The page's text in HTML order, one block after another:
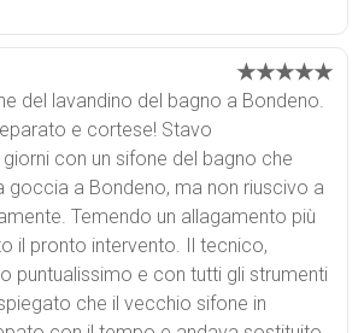
★★★★★
del lavandino del bagno a Bondeno.
e cortese! Stavo
con un sifone del bagno che
goccia a Bondeno, ma non riuscivo a
Temendo un allagamento più
il pronto intervento. Il tecnico,
puntualissimo e con tutti gli strumenti
che il vecchio sifone in